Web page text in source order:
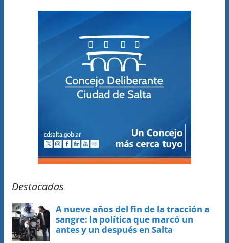
Destacadas